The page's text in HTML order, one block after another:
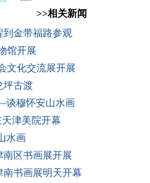
>>相关新闻
到金带福路参观
馆开展
文化交流展开展
坪古渡
谈穆怀安山水画
天津美院开幕
水画
南区书画展开展
南书画展明天开幕